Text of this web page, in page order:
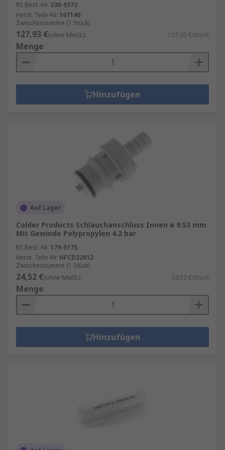
besonders in der Gas- und Chemieindustrie
wichtig ist.
Effizienz: Gut konzipierte
Rohrleitungssysteme reduzieren den
Energieverbrauch und verbessern die
Gesamtleistung des Systems.
Flexibilität: Moderne Rohrverbinder
ermöglichen eine einfache Anpassung und
RS Best.-Nr. 230-9373
Herst. Teile-Nr. 167140
Zwischensumme (1 Stück)
127,93 €(ohne MwSt.) 127,93 €/Stück
Menge
Hinzufügen
Auf Lager
Colder Products Schlauchanschluss Innen ø 9.53 mm
Mit Gewinde Polypropylen 4.2 bar
RS Best.-Nr. 179-5175
Herst. Teile-Nr. HFCD22612
Zwischensumme (1 Stück)
24,52 €(ohne MwSt.) 24,52 €/Stück
Menge
Hinzufügen